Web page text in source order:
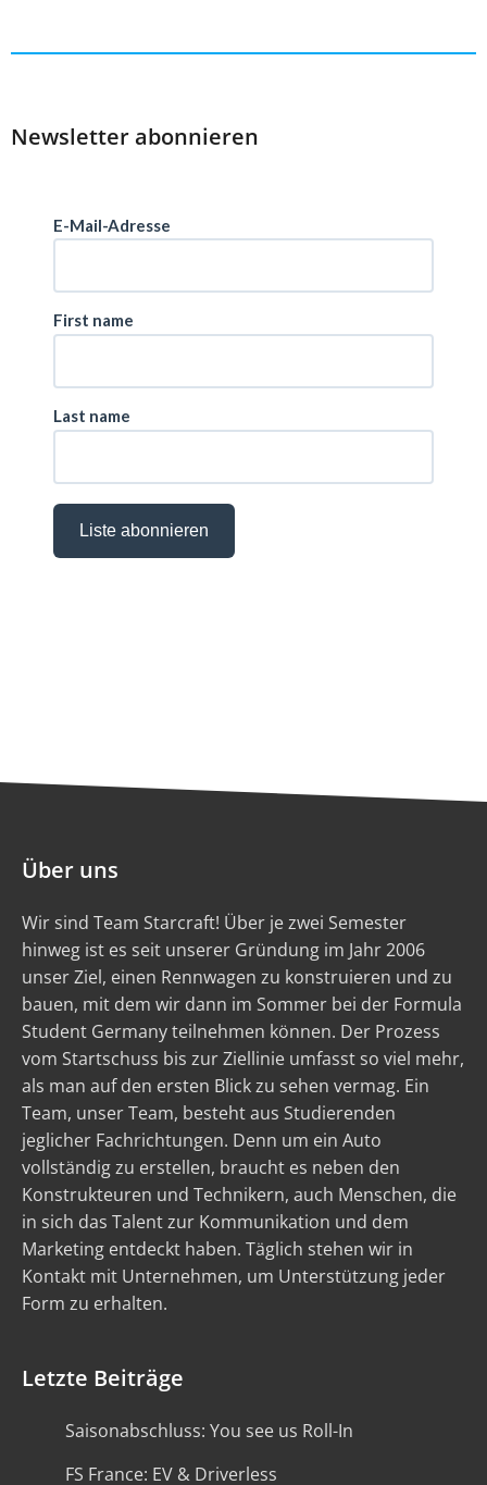
Newsletter abonnieren
Über uns
Wir sind Team Starcraft! Über je zwei Semester
hinweg ist es seit unserer Gründung im Jahr 2006
unser Ziel, einen Rennwagen zu konstruieren und zu
bauen, mit dem wir dann im Sommer bei der Formula
Student Germany teilnehmen können. Der Prozess
vom Startschuss bis zur Ziellinie umfasst so viel mehr,
als man auf den ersten Blick zu sehen vermag. Ein
Team, unser Team, besteht aus Studierenden
jeglicher Fachrichtungen. Denn um ein Auto
vollständig zu erstellen, braucht es neben den
Konstrukteuren und Technikern, auch Menschen, die
in sich das Talent zur Kommunikation und dem
Marketing entdeckt haben. Täglich stehen wir in
Kontakt mit Unternehmen, um Unterstützung jeder
Form zu erhalten.
Letzte Beiträge
Saisonabschluss: You see us Roll-In
FS France: EV & Driverless